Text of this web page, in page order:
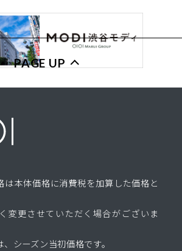
PAGE UP
本体価格に消費税を加算した価格と
変更させていただく場合がございま
シーズン当初価格です。